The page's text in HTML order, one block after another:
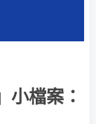
檔案：